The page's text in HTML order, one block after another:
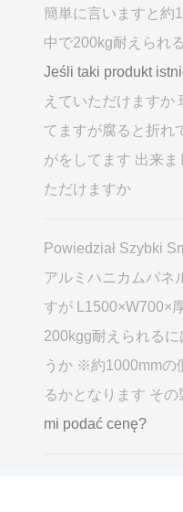
簡単に言いますと約
中で200kg耐えられ
Jeśli taki produkt
えていただけますか
てますが腐ると折れ
がをしてます 出来
ただけますか
Powiedział Szybki
アルミハニカムパネ
すが L1500×W700×
200kgg耐えられる
うか ※約1000mmの
るかとなります その
mi podać cenę?